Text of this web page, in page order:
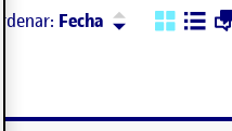
Ordenar: Fecha Ordenar: